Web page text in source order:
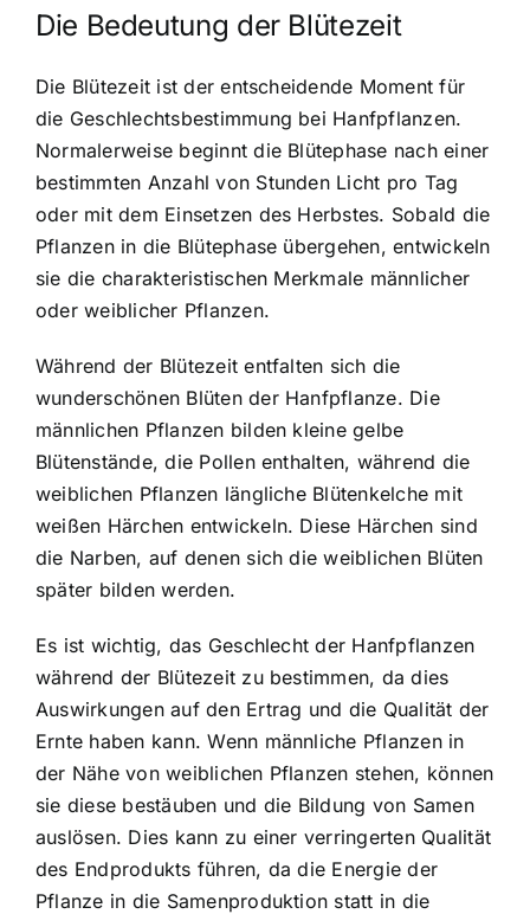
Die Bedeutung der Blütezeit
Die Blütezeit ist der entscheidende Moment für
die Geschlechtsbestimmung bei Hanfpflanzen.
Normalerweise beginnt die Blütephase nach einer
bestimmten Anzahl von Stunden Licht pro Tag
oder mit dem Einsetzen des Herbstes. Sobald die
Pflanzen in die Blütephase übergehen, entwickeln
sie die charakteristischen Merkmale männlicher
oder weiblicher Pflanzen.
Während der Blütezeit entfalten sich die
wunderschönen Blüten der Hanfpflanze. Die
männlichen Pflanzen bilden kleine gelbe
Blütenstände, die Pollen enthalten, während die
weiblichen Pflanzen längliche Blütenkelche mit
weißen Härchen entwickeln. Diese Härchen sind
die Narben, auf denen sich die weiblichen Blüten
später bilden werden.
Es ist wichtig, das Geschlecht der Hanfpflanzen
während der Blütezeit zu bestimmen, da dies
Auswirkungen auf den Ertrag und die Qualität der
Ernte haben kann. Wenn männliche Pflanzen in
der Nähe von weiblichen Pflanzen stehen, können
sie diese bestäuben und die Bildung von Samen
auslösen. Dies kann zu einer verringerten Qualität
des Endprodukts führen, da die Energie der
Pflanze in die Samenproduktion statt in die